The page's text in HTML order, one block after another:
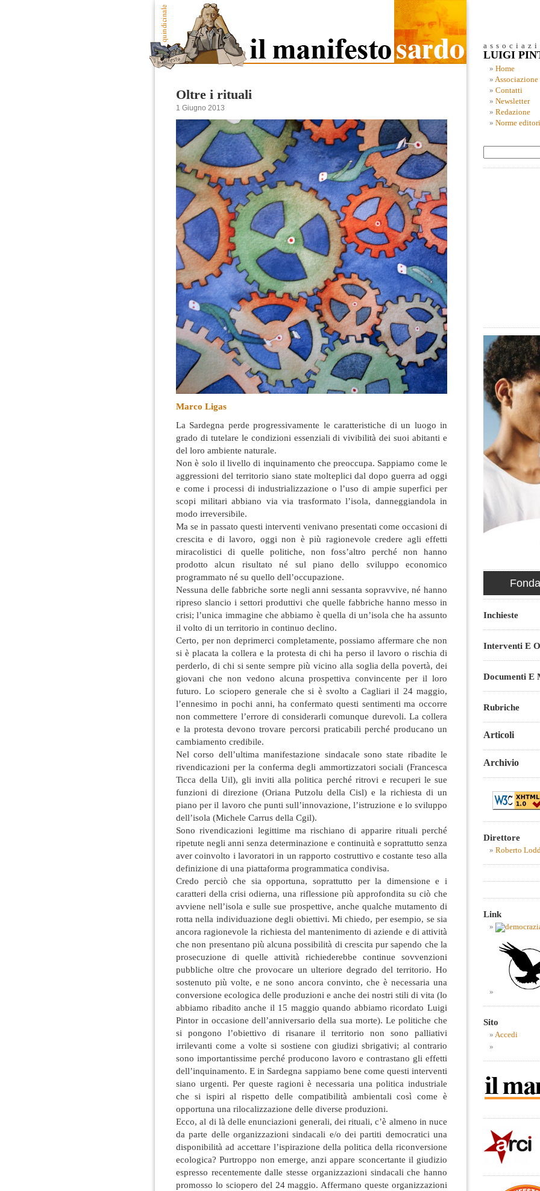
Oltre i rituali
1 Giugno 2013
Marco Ligas
La Sardegna perde progressivamente le caratteristiche di un luogo in
grado di tutelare le condizioni essenziali di vivibilità dei suoi abitanti e
del loro ambiente naturale.
Non è solo il livello di inquinamento che preoccupa. Sappiamo come le
aggressioni del territorio siano state molteplici dal dopo guerra ad oggi
e come i processi di industrializzazione o l’uso di ampie superfici per
scopi militari abbiano via via trasformato l’isola, danneggiandola in
modo irreversibile.
Ma se in passato questi interventi venivano presentati come occasioni di
crescita e di lavoro, oggi non è più ragionevole credere agli effetti
miracolistici di quelle politiche, non foss’altro perché non hanno
prodotto alcun risultato né sul piano dello sviluppo economico
programmato né su quello dell’occupazione.
Nessuna delle fabbriche sorte negli anni sessanta sopravvive, né hanno
ripreso slancio i settori produttivi che quelle fabbriche hanno messo in
crisi; l’unica immagine che abbiamo è quella di un’isola che ha assunto
il volto di un territorio in continuo declino.
Certo, per non deprimerci completamente, possiamo affermare che non
si è placata la collera e la protesta di chi ha perso il lavoro o rischia di
perderlo, di chi si sente sempre più vicino alla soglia della povertà, dei
giovani che non vedono alcuna prospettiva convincente per il loro
futuro. Lo sciopero generale che si è svolto a Cagliari il 24 maggio,
l’ennesimo in pochi anni, ha confermato questi sentimenti ma occorre
non commettere l’errore di considerarli comunque durevoli. La collera
e la protesta devono trovare percorsi praticabili perché producano un
cambiamento credibile.
Nel corso dell’ultima manifestazione sindacale sono state ribadite le
rivendicazioni per la conferma degli ammortizzatori sociali (Francesca
Ticca della Uil), gli inviti alla politica perché ritrovi e recuperi le sue
funzioni di direzione (Oriana Putzolu della Cisl) e la richiesta di un
piano per il lavoro che punti sull’innovazione, l’istruzione e lo sviluppo
dell’isola (Michele Carrus della Cgil).
Sono rivendicazioni legittime ma rischiano di apparire rituali perché
ripetute negli anni senza determinazione e continuità e soprattutto senza
aver coinvolto i lavoratori in un rapporto costruttivo e costante teso alla
definizione di una piattaforma programmatica condivisa.
Credo perciò che sia opportuna, soprattutto per la dimensione e i
caratteri della crisi odierna, una riflessione più approfondita su ciò che
avviene nell’isola e sulle sue prospettive, anche qualche mutamento di
rotta nella individuazione degli obiettivi. Mi chiedo, per esempio, se sia
ancora ragionevole la richiesta del mantenimento di aziende e di attività
che non presentano più alcuna possibilità di crescita pur sapendo che la
prosecuzione di quelle attività richiederebbe continue sovvenzioni
pubbliche oltre che provocare un ulteriore degrado del territorio. Ho
sostenuto più volte, e ne sono ancora convinto, che è necessaria una
conversione ecologica delle produzioni e anche dei nostri stili di vita (lo
abbiamo ribadito anche il 15 maggio quando abbiamo ricordato Luigi
Pintor in occasione dell’anniversario della sua morte). Le politiche che
si pongono l’obiettivo di risanare il territorio non sono palliativi
irrilevanti come a volte si sostiene con giudizi sbrigativi; al contrario
sono importantissime perché producono lavoro e contrastano gli effetti
dell’inquinamento. E in Sardegna sappiamo bene come questi interventi
siano urgenti. Per queste ragioni è necessaria una politica industriale
che si ispiri al rispetto delle compatibilità ambientali così come è
opportuna una rilocalizzazione delle diverse produzioni.
Ecco, al di là delle enunciazioni generali, dei rituali, c’è almeno in nuce
da parte delle organizzazioni sindacali e/o dei partiti democratici una
disponibilità ad accettare l’ispirazione della politica della riconversione
ecologica? Purtroppo non emerge, anzi appare sconcertante il giudizio
espresso recentemente dalle stesse organizzazioni sindacali che hanno
promosso lo sciopero del 24 maggio. Affermano queste organizzazioni
LUIGI
Home
Associazione
Contatti
Newsletter
Redazione
Norme
Inchieste
Interventi E
Documenti E
Rubriche
Articoli
Archivio
Direttore
Roberto
Link
Sito
Accedi